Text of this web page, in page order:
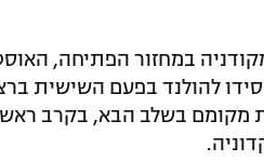
מקודניה במחזור הפתיחה,
להולנד בפעם השישית
מקומם בשלב הבא, בקרב